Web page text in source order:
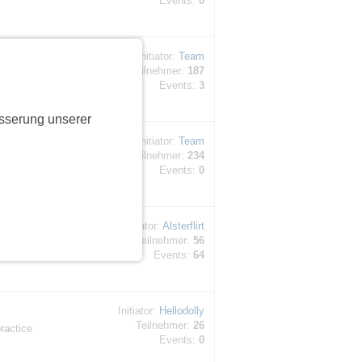
unserer
⚠️
Initiator: Team
Teilnehmer: 187
Events: 3
Initiator: Team
Teilnehmer: 234
Events: 0
Initiator: Alsterflirt
Teilnehmer: 56
Events: 64
Initiator: Hellodolly
Teilnehmer: 26
Events: 0